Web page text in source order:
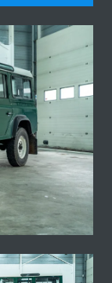
Rover